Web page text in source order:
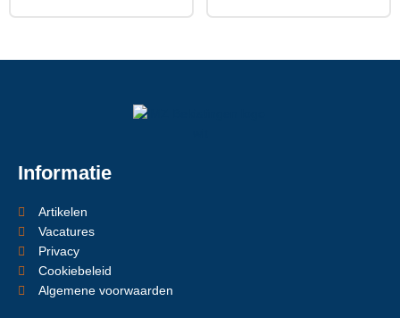
Informatie
Artikelen
Vacatures
Privacy
Cookiebeleid
Algemene voorwaarden